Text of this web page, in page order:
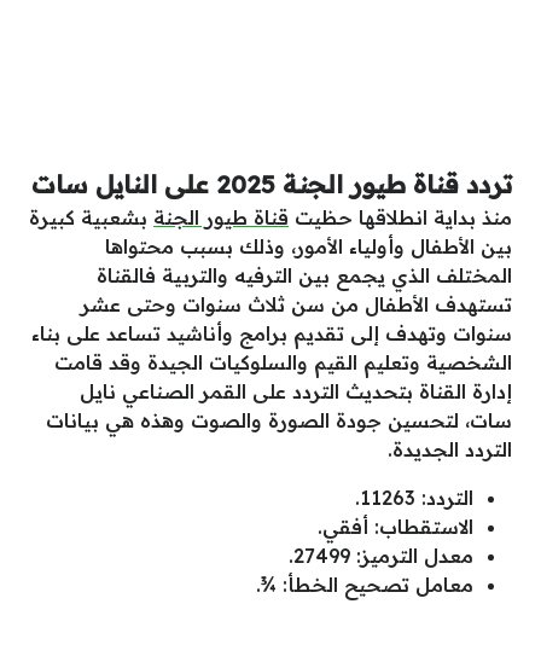
تردد قناة طيور الجنة 2025 على النايل سات
منذ بداية انطلاقها حظيت قناة طيور الجنة بشعبية كبيرة
بين الأطفال وأولياء الأمور، وذلك بسبب محتواها
المختلف الذي يجمع بين الترفيه والتربية فالقناة
تستهدف الأطفال من سن ثلاث سنوات وحتى عشر
سنوات وتهدف إلى تقديم برامج وأناشيد تساعد على بناء
الشخصية وتعليم القيم والسلوكيات الجيدة وقد قامت
إدارة القناة بتحديث التردد على القمر الصناعي نايل
سات، لتحسين جودة الصورة والصوت وهذه هي بيانات
التردد الجديدة.
التردد: 11263.
الاستقطاب: أفقي.
معدل الترميز: 27499.
معامل تصحيح الخطأ: ¾.